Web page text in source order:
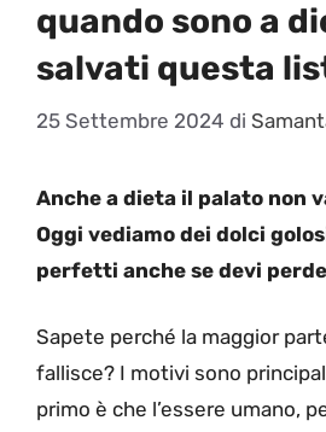
quando sono a
salvati questa
25 Settembre 2024 di
Anche a dieta il palato non
Oggi vediamo dei dolci
perfetti anche se devi
Sapete perché la maggior
fallisce? I motivi sono
primo è che l’essere umano,